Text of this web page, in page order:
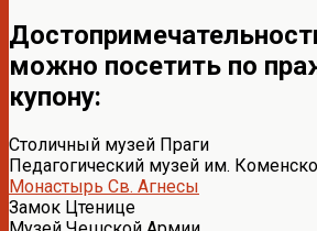
можно посетить по
купону:
Столичный музей Праги
Педагогический музей им.
Монастырь Св. Агнесы
Замок Цтенице